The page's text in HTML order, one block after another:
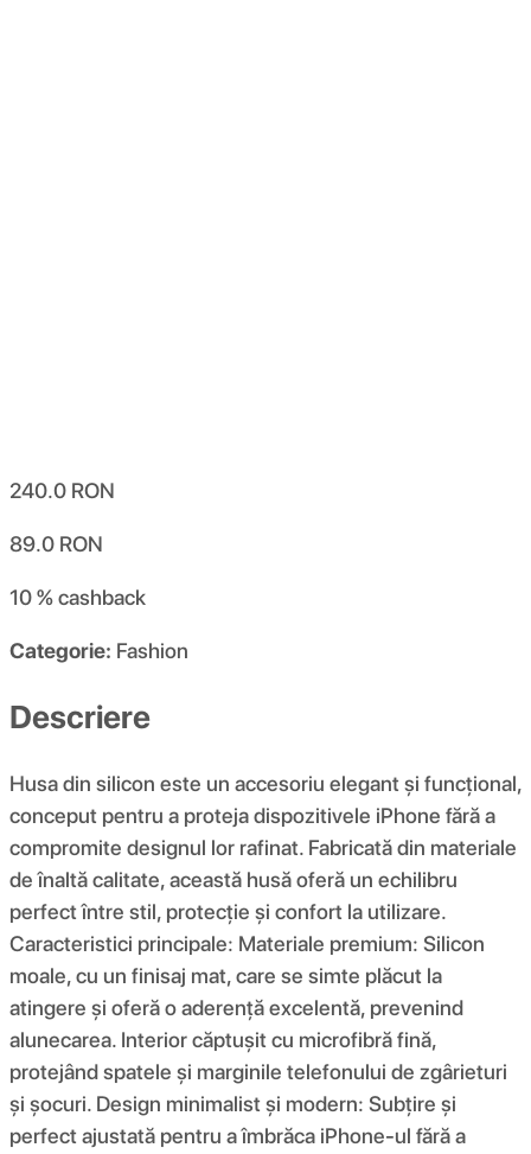
240.0 RON
89.0 RON
10 %cashback
Categorie: Fashion
Descriere
Husa din silicon este un accesoriu elegant și funcțional,
conceput pentru a proteja dispozitivele iPhone fără a
compromite designul lor rafinat. Fabricată din materiale
de înaltă calitate, această husă oferă un echilibru
perfect între stil, protecție și confort la utilizare.
Caracteristici principale: Materiale premium: Silicon
moale, cu un finisaj mat, care se simte plăcut la
atingere și oferă o aderență excelentă, prevenind
alunecarea. Interior căptușit cu microfibră fină,
protejând spatele și marginile telefonului de zgârieturi
și șocuri. Design minimalist și modern: Subțire și
perfect ajustată pentru a îmbrăca iPhone-ul fără a